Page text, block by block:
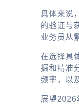
具体来说
的验证与
业务员从
在选择具
掘和精准
频率，以
展望2026